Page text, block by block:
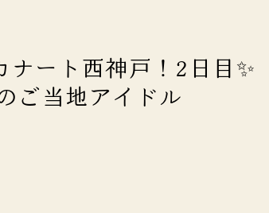
ナート西神戸！2日目✨
ご当地アイドル